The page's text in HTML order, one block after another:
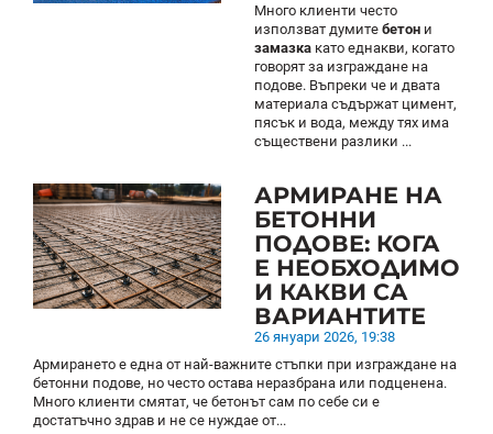
Много клиенти често
използват думите бетон и
замазка като еднакви, когато
говорят за изграждане на
подове. Въпреки че и двата
материала съдържат цимент,
пясък и вода, между тях има
съществени разлики ...
АРМИРАНЕ НА
БЕТОННИ
ПОДОВЕ: КОГА
Е НЕОБХОДИМО
И КАКВИ СА
ВАРИАНТИТЕ
26 януари 2026, 19:38
Армирането е една от най-важните стъпки при изграждане на
бетонни подове, но често остава неразбрана или подценена.
Много клиенти смятат, че бетонът сам по себе си е
достатъчно здрав и не се нуждае от...